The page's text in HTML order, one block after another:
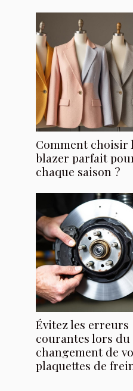
Comment choisir
blazer parfait
chaque saison ?
Évitez les erreurs
courantes lors du
changement de
plaquettes de